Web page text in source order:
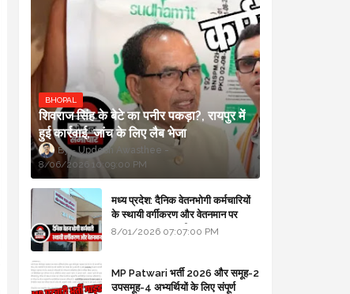
BHOPAL
शिवराज सिंह के बेटे का पनीर पकड़ा?, रायपुर में
हुई कार्रवाई, जांच के लिए लैब भेजा
Updesh Awasthee
8/06/2026 10:09:00 PM
मध्य प्रदेश: दैनिक वेतनभोगी कर्मचारियों
के स्थायी वर्गीकरण और वेतनमान पर
सरकार का बड़ा स्पष्टीकरण
8/01/2026 07:07:00 PM
MP Patwari भर्ती 2026 और समूह-2
उपसमूह-4 अभ्यर्थियों के लिए संपूर्ण